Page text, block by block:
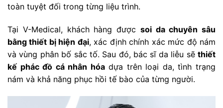
toàn tuyệt đối trong từng liệu trình.
Tại V-Medical, khách hàng được soi da chuyên sâu
bằng thiết bị hiện đại, xác định chính xác mức độ nám
và vùng phân bố sắc tố. Sau đó, bác sĩ da liễu sẽ thiết
kế phác đồ cá nhân hóadựa trên loại da, tình trạng
nám và khả năng phục hồi tế bào của từng người.